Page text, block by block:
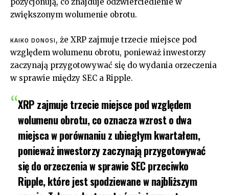
zwiększonym wolumenie obrotu.
KAIKO DONOSI, że XRP zajmuje trzecie miejsce pod
względem wolumenu obrotu, ponieważ inwestorzy
zaczynają przygotowywać się do wydania orzeczenia
w sprawie między SEC a Ripple.
XRP zajmuje trzecie miejsce pod względem
wolumenu obrotu, co oznacza wzrost o dwa
miejsca w porównaniu z ubiegłym kwartałem,
ponieważ inwestorzy zaczynają przygotowywać
się do orzeczenia w sprawie SEC przeciwko
Ripple, które jest spodziewane w najbliższym